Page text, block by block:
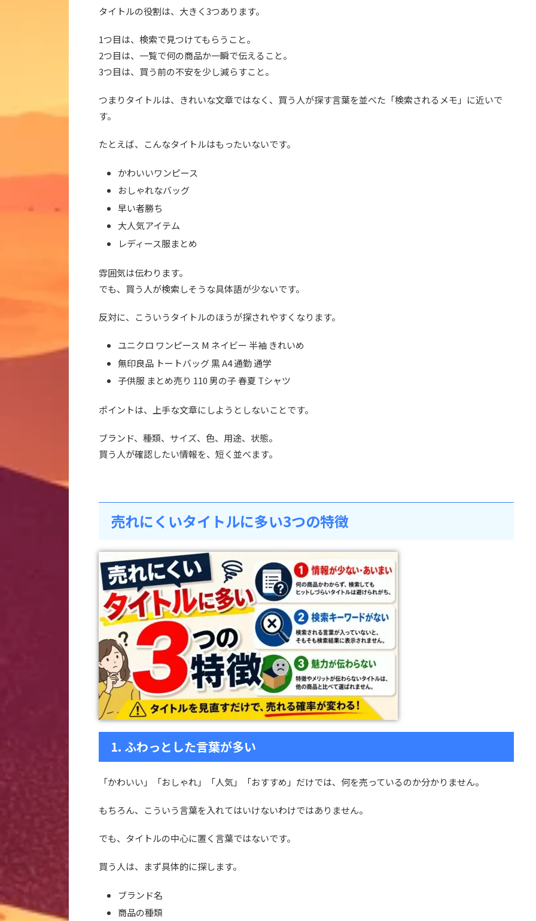
タイトルの役割は、大きく3つあります。
1つ目は、検索で見つけてもらうこと。
2つ目は、一覧で何の商品か一瞬で伝えること。
3つ目は、買う前の不安を少し減らすこと。
つまりタイトルは、きれいな文章ではなく、買う人が探す言葉を並べた「検索されるメモ」に近いで
す。
たとえば、こんなタイトルはもったいないです。
かわいいワンピース
おしゃれなバッグ
早い者勝ち
大人気アイテム
レディース服まとめ
雰囲気は伝わります。
でも、買う人が検索しそうな具体語が少ないです。
反対に、こういうタイトルのほうが探されやすくなります。
ユニクロ ワンピース M ネイビー 半袖 きれいめ
無印良品 トートバッグ 黒 A4 通勤 通学
子供服 まとめ売り 110 男の子 春夏 Tシャツ
ポイントは、上手な文章にしようとしないことです。
ブランド、種類、サイズ、色、用途、状態。
買う人が確認したい情報を、短く並べます。
売れにくいタイトルに多い3つの特徴
1. ふわっとした言葉が多い
「かわいい」「おしゃれ」「人気」「おすすめ」だけでは、何を売っているのか分かりません。
もちろん、こういう言葉を入れてはいけないわけではありません。
でも、タイトルの中心に置く言葉ではないです。
買う人は、まず具体的に探します。
ブランド名
商品の種類